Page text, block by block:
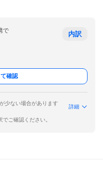
で 内訳
確認
少ない場合があります
詳細
ご確認ください。